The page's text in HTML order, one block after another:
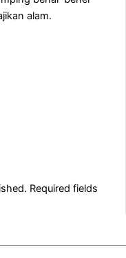
alam.
Required fields